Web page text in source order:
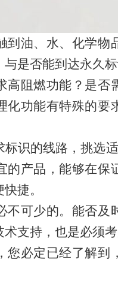
到油、水、化学物
是否能到达永久
高阻燃功能？是否
化功能有特殊的要
识的线路，挑选
的产品，能够在保
捷。
不可少的。能否及
支持，也是必须
您必定已经了解到